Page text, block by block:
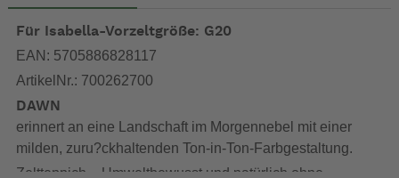
Für Isabella-Vorzeltgröße: G20
EAN: 5705886828117
ArtikelNr.: 700262700
DAWN
erinnert an eine Landschaft im Morgennebel mit einer
milden, zuru?ckhaltenden Ton-in-Ton-Farbgestaltung.
Zeltteppich – Umweltbewusst und natürlich ohne